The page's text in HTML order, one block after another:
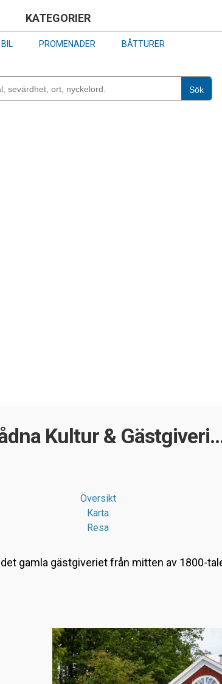
to
main
KATEGORIER
PROMENADER BÅTTURER
Sök
Kultur &
Översikt
Karta
Resa
gamla gästgiveriet från mitten av 1800-